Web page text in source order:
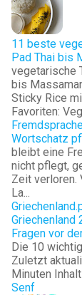
11 beste
Pad Thai bis
vegetarische
bis
Sticky Rice
Favoriten:
Wortschatz
bleibt eine
nicht pflegt,
Zeit verloren.
La...
Griechenland
Fragen vor
Die 10
Zuletzt
Minuten
Senf